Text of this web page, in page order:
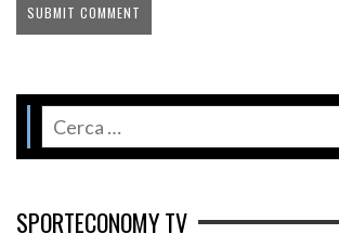
SPORTECONOMY TV